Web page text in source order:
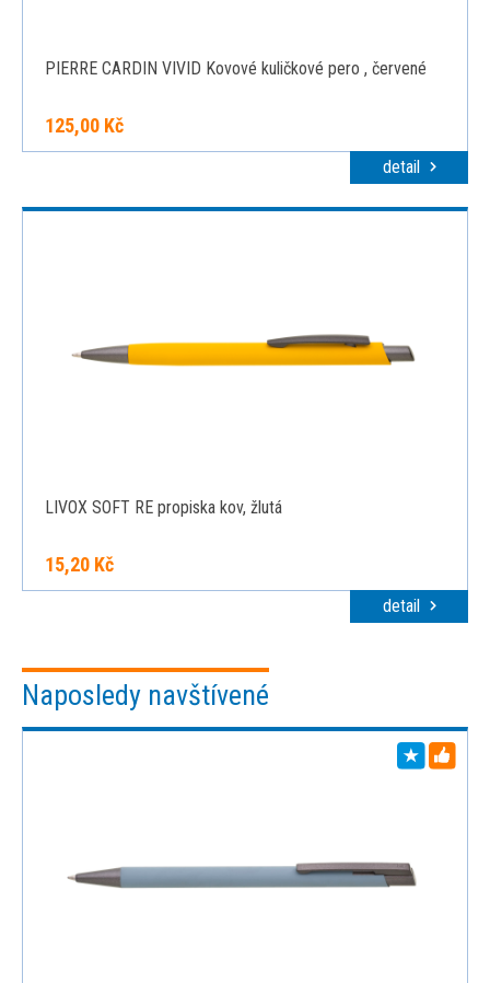
PIERRE CARDIN VIVID Kovové kuličkové pero , červené
125,00 Kč
detail
LIVOX SOFT RE propiska kov, žlutá
15,20 Kč
detail
Naposledy navštívené